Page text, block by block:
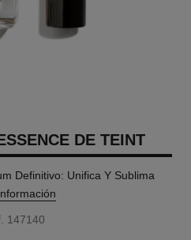
DE TEINT
Definitivo: Unifica Y Sublima
147140